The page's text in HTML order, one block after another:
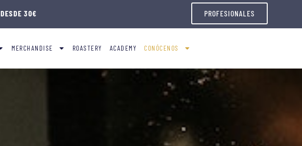
DESDE 30€ PROFESIONALES
MERCHANDISE ROASTERY ACADEMY CONÓCENOS